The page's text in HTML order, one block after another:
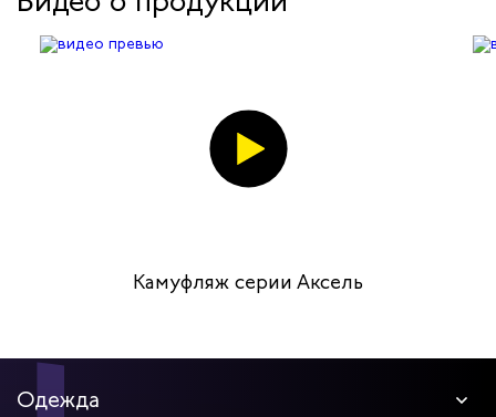
Камуфляж серии Аксель
Одежда